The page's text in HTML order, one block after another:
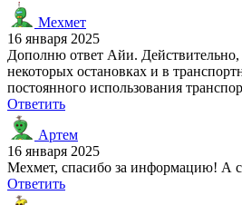
Мехмет
16 января 2025
Дополню ответ Айи. Действительно,
некоторых остановках и в
постоянного использования
Ответить
Артем
16 января 2025
Мехмет, спасибо за информацию! А
Ответить